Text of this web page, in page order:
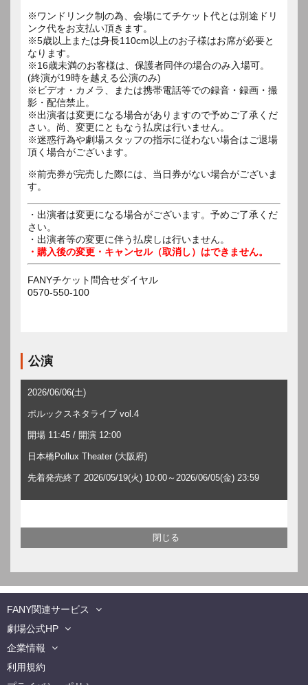
※ワンドリンク制の為、会場にてチケット代とは別途ドリ
ンク代をお支払い頂きます。
※5歳以上または身長110cm以上のお子様はお席が必要と
なります。
※16歳未満のお客様は、保護者同伴の場合のみ入場可。
(終演が19時を越える公演のみ)
※ビデオ・カメラ、または携帯電話等での録音・録画・撮
影・配信禁止。
※出演者は変更になる場合がありますので予めご了承くだ
さい。尚、変更にともなう払戻は行いません。
※迷惑行為や劇場スタッフの指示に従わない場合はご退場
頂く場合がございます。
※前売券が完売した際には、当日券がない場合がございま
す。
・出演者は変更になる場合がございます。予めご了承くだ
さい。
・出演者等の変更に伴う払戻しは行いません。
・購入後の変更・キャンセル（取消し）はできません。
FANYチケット問合せダイヤル
0570-550-100
公演
2026/06/06(土)
ポルックスネタライブ vol.4
開場 11:45 / 開演 12:00
日本橋Pollux Theater (大阪府)
先着発売終了 2026/05/19(火) 10:00～2026/06/05(金) 23:59
FANY関連サービス
劇場公式HP
企業情報
利用規約